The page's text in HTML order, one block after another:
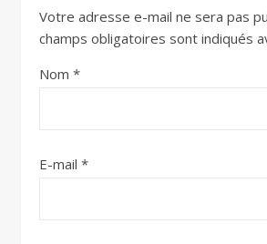
Votre adresse e-mail ne sera pas
champs obligatoires sont indiqués
Nom *
E-mail *